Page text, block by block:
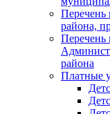
Перечень
района,
Перечень
района
Платные